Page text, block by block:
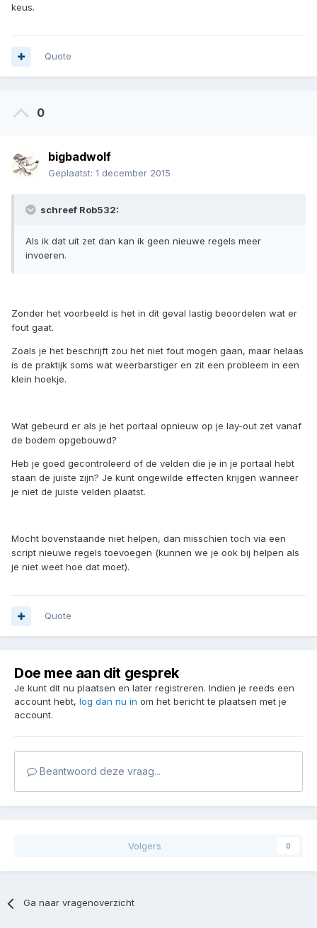
keus.
Quote
0
bigbadwolf
Geplaatst: 1 december 2015
schreef Rob532:
Als ik dat uit zet dan kan ik geen nieuwe regels meer
invoeren.
Zonder het voorbeeld is het in dit geval lastig beoordelen wat er
fout gaat.
Zoals je het beschrijft zou het niet fout mogen gaan, maar helaas
is de praktijk soms wat weerbarstiger en zit een probleem in een
klein hoekje.
Wat gebeurd er als je het portaal opnieuw op je lay-out zet vanaf
de bodem opgebouwd?
Heb je goed gecontroleerd of de velden die je in je portaal hebt
staan de juiste zijn? Je kunt ongewilde effecten krijgen wanneer
je niet de juiste velden plaatst.
Mocht bovenstaande niet helpen, dan misschien toch via een
script nieuwe regels toevoegen (kunnen we je ook bij helpen als
je niet weet hoe dat moet).
Quote
Doe mee aan dit gesprek
Je kunt dit nu plaatsen en later registreren. Indien je reeds een
account hebt, log dan nu in om het bericht te plaatsen met je
account.
Beantwoord deze vraag...
Volgers 0
Ga naar vragenoverzicht